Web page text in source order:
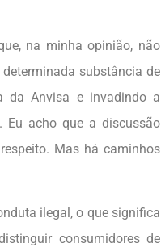
na minha opinião, não
substância de
da Anvisa e invadindo a
Eu acho que a discussão
Mas há caminhos
ilegal, o que significa
consumidores de